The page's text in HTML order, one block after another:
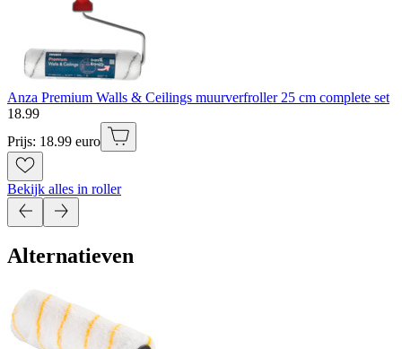
Anza Premium Walls & Ceilings muurverfroller 25 cm complete set
18.99
Prijs: 18.99 euro
Bekijk alles in roller
Alternatieven